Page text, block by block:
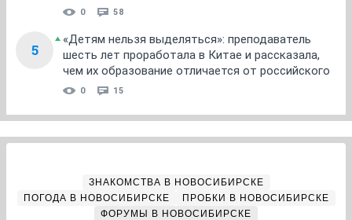
0 58
5
«Детям нельзя выделяться»: преподаватель
шесть лет проработала в Китае и рассказала,
чем их образование отличается от российского
0 15
ЗНАКОМСТВА В НОВОСИБИРСКЕ
ПОГОДА В НОВОСИБИРСКЕ
ПРОБКИ В НОВОСИБИРСКЕ
ФОРУМЫ В НОВОСИБИРСКЕ